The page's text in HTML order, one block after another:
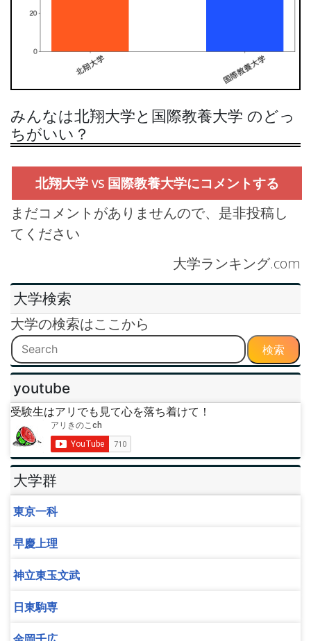
みんなは北翔大学と国際教養大学 のどっ
ちがいい？
北翔大学 vs 国際教養大学にコメントする
まだコメントがありませんので、是非投稿し
てください
大学ランキング.com
大学検索
大学の検索はここから
検索
youtube
受験生はアリでも見て心を落ち着けて！
大学群
東京一科
早慶上理
神立東玉文武
日東駒専